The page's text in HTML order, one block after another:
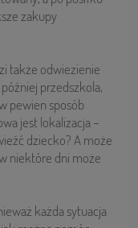
zakupy
także odwiezienie
przedszkola,
pewien sposób
jest lokalizacja –
dziecko? A może
niektóre dni może
każda sytuacja